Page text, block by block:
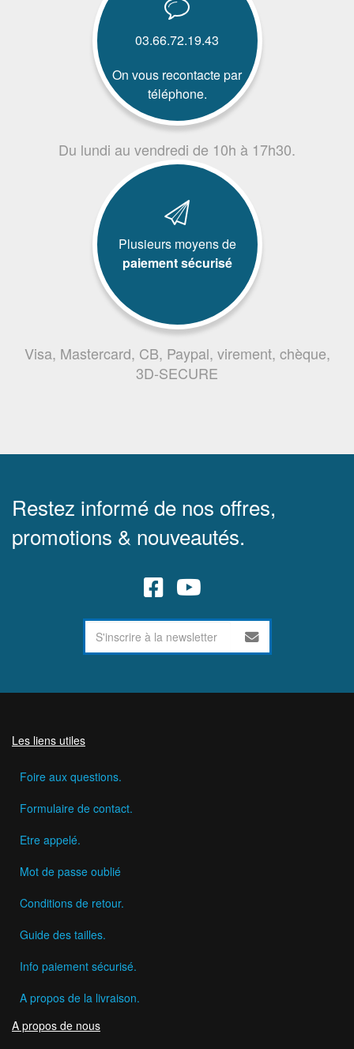
03.66.72.19.43
On vous recontacte par
téléphone.
Du lundi au vendredi de 10h à 17h30.
Plusieurs moyens de
paiement sécurisé
Visa, Mastercard, CB, Paypal, virement, chèque,
3D-SECURE
Restez informé de nos offres,
promotions & nouveautés.
Les liens utiles
Foire aux questions.
Formulaire de contact.
Etre appelé.
Mot de passe oublié
Conditions de retour.
Guide des tailles.
Info paiement sécurisé.
A propos de la livraison.
A propos de nous